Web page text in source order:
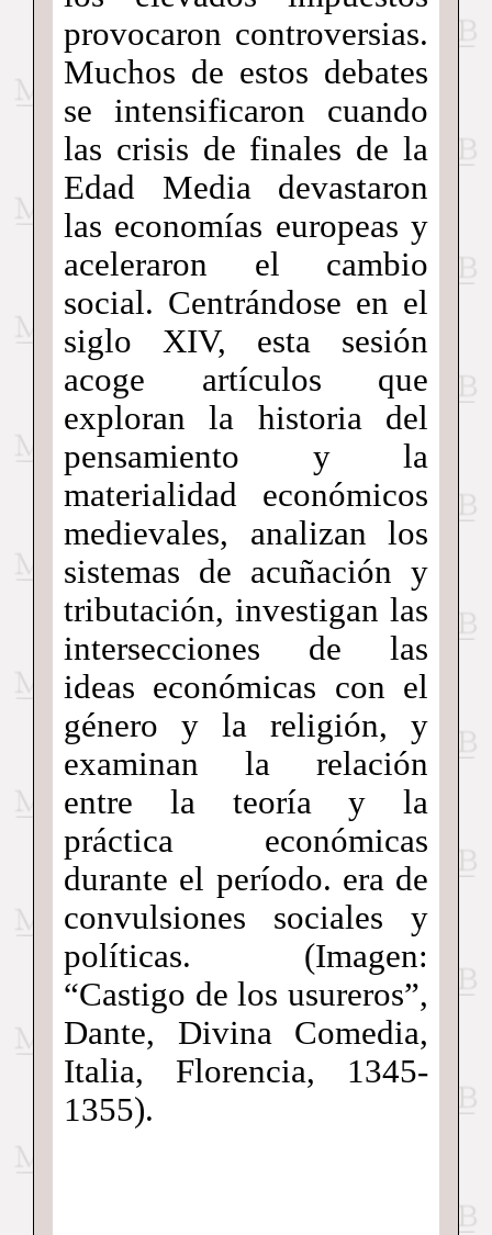
provocaron controversias.
Muchos de estos debates
se intensificaron cuando
las crisis de finales de la
Edad Media devastaron
las economías europeas y
aceleraron el cambio
social. Centrándose en el
siglo XIV, esta sesión
acoge artículos que
exploran la historia del
pensamiento y la
materialidad económicos
medievales, analizan los
sistemas de acuñación y
tributación, investigan las
intersecciones de las
ideas económicas con el
género y la religión, y
examinan la relación
entre la teoría y la
práctica económicas
durante el período. era de
convulsiones sociales y
políticas. (Imagen:
“Castigo de los usureros”,
Dante, Divina Comedia,
Italia, Florencia, 1345-
1355).